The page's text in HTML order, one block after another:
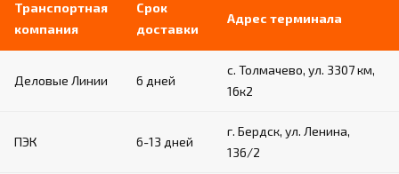
Транспортная
компания
Срок
доставки
Адрес терминала
Деловые Линии 6 дней
с. Толмачево, ул. 3307 км,
16к2
ПЭК 6-13 дней
г. Бердск, ул. Ленина,
136/2